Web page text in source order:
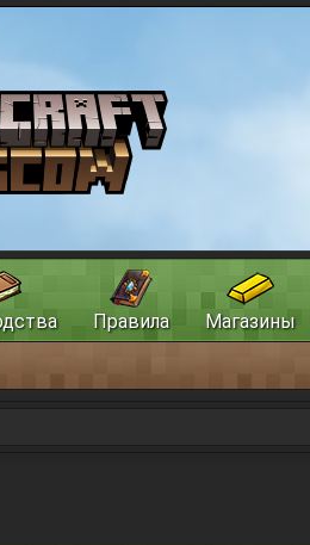
Правила Магазины